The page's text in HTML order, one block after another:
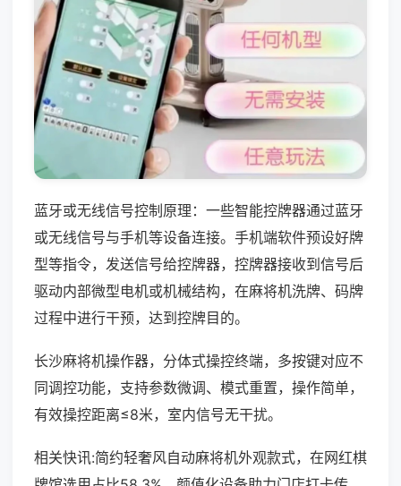
蓝牙或无线信号控制原理：一些智能控牌器通过蓝牙
或无线信号与手机等设备连接。手机端软件预设好牌
型等指令，发送信号给控牌器，控牌器接收到信号后
驱动内部微型电机或机械结构，在麻将机洗牌、码牌
过程中进行干预，达到控牌目的。
长沙麻将机操作器，分体式操控终端，多按键对应不
同调控功能，支持参数微调、模式重置，操作简单，
有效操控距离≤8米，室内信号无干扰。
相关快讯:简约轻奢风自动麻将机外观款式，在网红棋